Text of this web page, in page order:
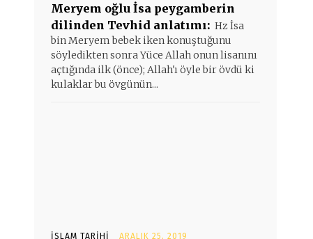
Meryem oğlu İsa peygamberin
dilinden Tevhid anlatımı: Hz İsa
bin Meryem bebek iken konuştuğunu
söyledikten sonra Yüce Allah onun lisanını
açtığında ilk (önce); Allah'ı öyle bir övdü ki
kulaklar bu övgünün...
İSLAM TARIHI ARALIK 25, 2019